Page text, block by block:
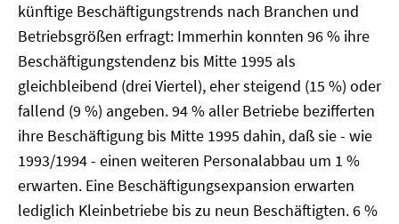
künftige Beschäftigungstrends nach Branchen und
Betriebsgrößen erfragt: Immerhin konnten 96 % ihre
Beschäftigungstendenz bis Mitte 1995 als
gleichbleibend (drei Viertel), eher steigend (15 %) oder
fallend (9 %) angeben. 94 % aller Betriebe bezifferten
ihre Beschäftigung bis Mitte 1995 dahin, daß sie - wie
1993/1994 - einen weiteren Personalabbau um 1 %
erwarten. Eine Beschäftigungsexpansion erwarten
lediglich Kleinbetriebe bis zu neun Beschäftigten. 6 %